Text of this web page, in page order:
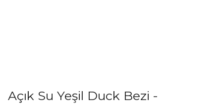
Açık Su Yeşil Duck Bezi -